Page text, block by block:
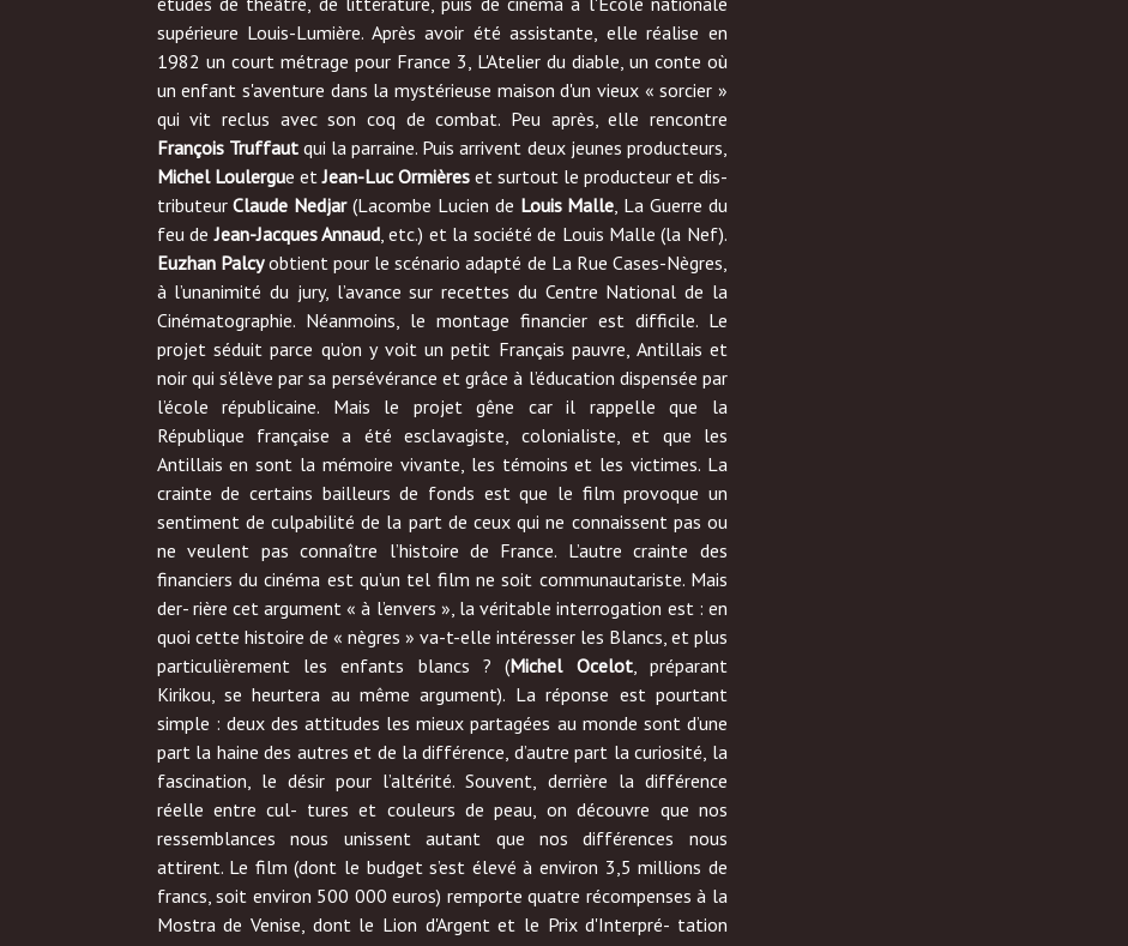
supérieure Louis-Lumière. Après avoir été assistante, elle réalise en
1982 un court métrage pour France 3, L'Atelier du diable, un conte où
un enfant s'aventure dans la mystérieuse maison d'un vieux « sorcier »
qui vit reclus avec son coq de combat. Peu après, elle rencontre
François Truffautqui la parraine. Puis arrivent deux jeunes producteurs,
Michel Loulergue etJean-Luc Ormièreset surtout le producteur et dis-
tributeurClaude Nedjar(Lacombe Lucien de Louis Malle, La Guerre du
feu de Jean-Jacques Annaud, etc.) et la société de Louis Malle (la Nef).
Euzhan Palcyobtient pour le scénario adapté de La Rue Cases-Nègres,
à l’unanimité du jury, l’avance sur recettes du Centre National de la
Cinématographie. Néanmoins, le montage financier est difficile. Le
projet séduit parce qu’on y voit un petit Français pauvre, Antillais et
noir qui s’élève par sa persévérance et grâce à l’éducation dispensée par
l’école républicaine. Mais le projet gêne car il rappelle que la
République française a été esclavagiste, colonialiste, et que les
Antillais en sont la mémoire vivante, les témoins et les victimes. La
crainte de certains bailleurs de fonds est que le film provoque un
sentiment de culpabilité de la part de ceux qui ne connaissent pas ou
ne veulent pas connaître l’histoire de France. L’autre crainte des
financiers du cinéma est qu’un tel film ne soit communautariste. Mais
der- rière cet argument « à l’envers », la véritable interrogation est : en
quoi cette histoire de « nègres » va-t-elle intéresser les Blancs, et plus
particulièrement les enfants blancs ? (Michel Ocelot, préparant
Kirikou, se heurtera au même argument). La réponse est pourtant
simple : deux des attitudes les mieux partagées au monde sont d’une
part la haine des autres et de la différence, d’autre part la curiosité, la
fascination, le désir pour l’altérité. Souvent, derrière la différence
réelle entre cul- tures et couleurs de peau, on découvre que nos
ressemblances nous unissent autant que nos différences nous
attirent. Le film (dont le budget s’est élevé à environ 3,5 millions de
francs, soit environ 500 000 euros) remporte quatre récompenses à la
Mostra de Venise, dont le Lion d'Argent et le Prix d'Interpré- tation